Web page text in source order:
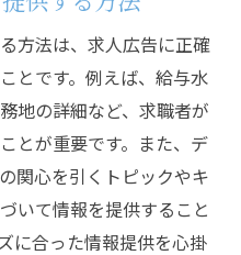
方法は、求人広告に正確
とです。例えば、給与水
地の詳細など、求職者が
とが重要です。また、デ
関心を引くトピックやキ
いて情報を提供すること
に合った情報提供を心掛